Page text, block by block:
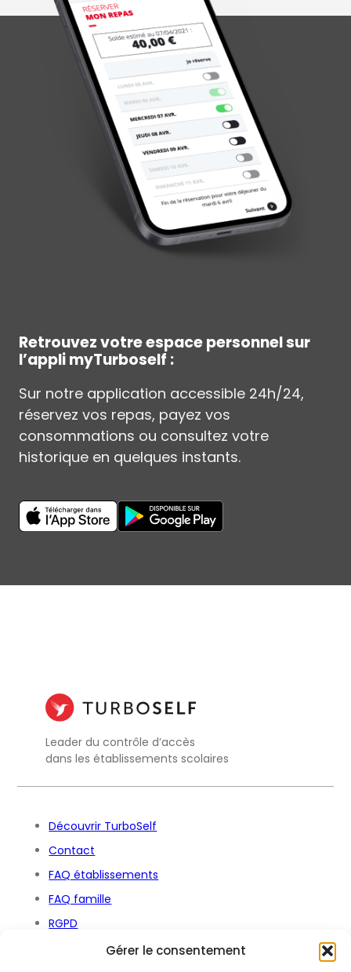
Gérer le consentement
Retrouvez votre espace personnel sur
l’appli myTurboself :
Sur notre application accessible 24h/24,
réservez vos repas, payez vos
consommations ou consultez votre
historique en quelques instants.
Leader du contrôle d’accès
dans les établissements scolaires
Découvrir TurboSelf
Contact
FAQ établissements
FAQ famille
RGPD
Déclaration d’accessibilité